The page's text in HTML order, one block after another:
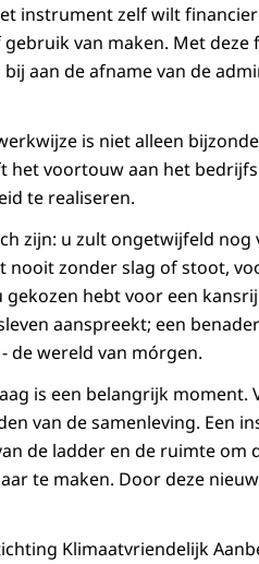
instrument zelf wilt
van maken. Met
aan de afname van de
is niet alleen
het voortouw aan het
te realiseren.
zijn: u zult ongetwijfeld
nooit zonder slag of stoot,
hebt voor een
aanspreekt; een
de wereld van mórgen.
is een belangrijk
van de samenleving. Een
de ladder en de ruimte om
te maken. Door deze
Klimaatvriendelijk